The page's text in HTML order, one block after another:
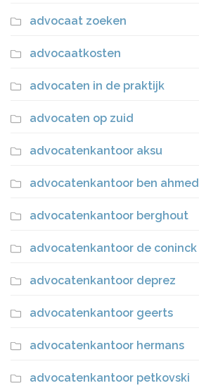
advocaat zoeken
advocaatkosten
advocaten in de praktijk
advocaten op zuid
advocatenkantoor aksu
advocatenkantoor ben ahmed
advocatenkantoor berghout
advocatenkantoor de coninck
advocatenkantoor deprez
advocatenkantoor geerts
advocatenkantoor hermans
advocatenkantoor petkovski